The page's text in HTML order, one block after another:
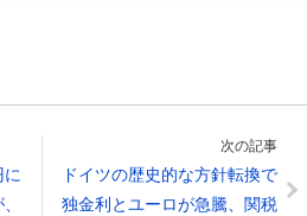
に
次の記事
ドイツの歴史的な方針転換で
独金利とユーロが急騰、関税